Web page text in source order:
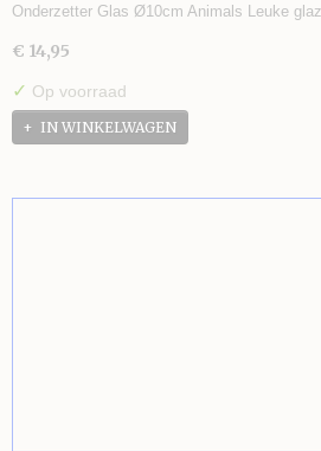
Onderzetter Glas Ø10cm Animals Leuke
€ 14,95
✓ Op voorraad
IN WINKELWAGEN